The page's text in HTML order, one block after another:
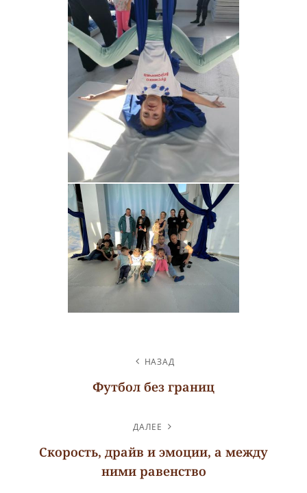
НАЗАД
Футбол без границ
ДАЛЕЕ
Скорость, драйв и эмоции, а между
ними равенство